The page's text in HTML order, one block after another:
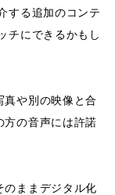
する追加のコンテ
チにできるかもし
真や別の映像と合
方の音声には許諾
のままデジタル化